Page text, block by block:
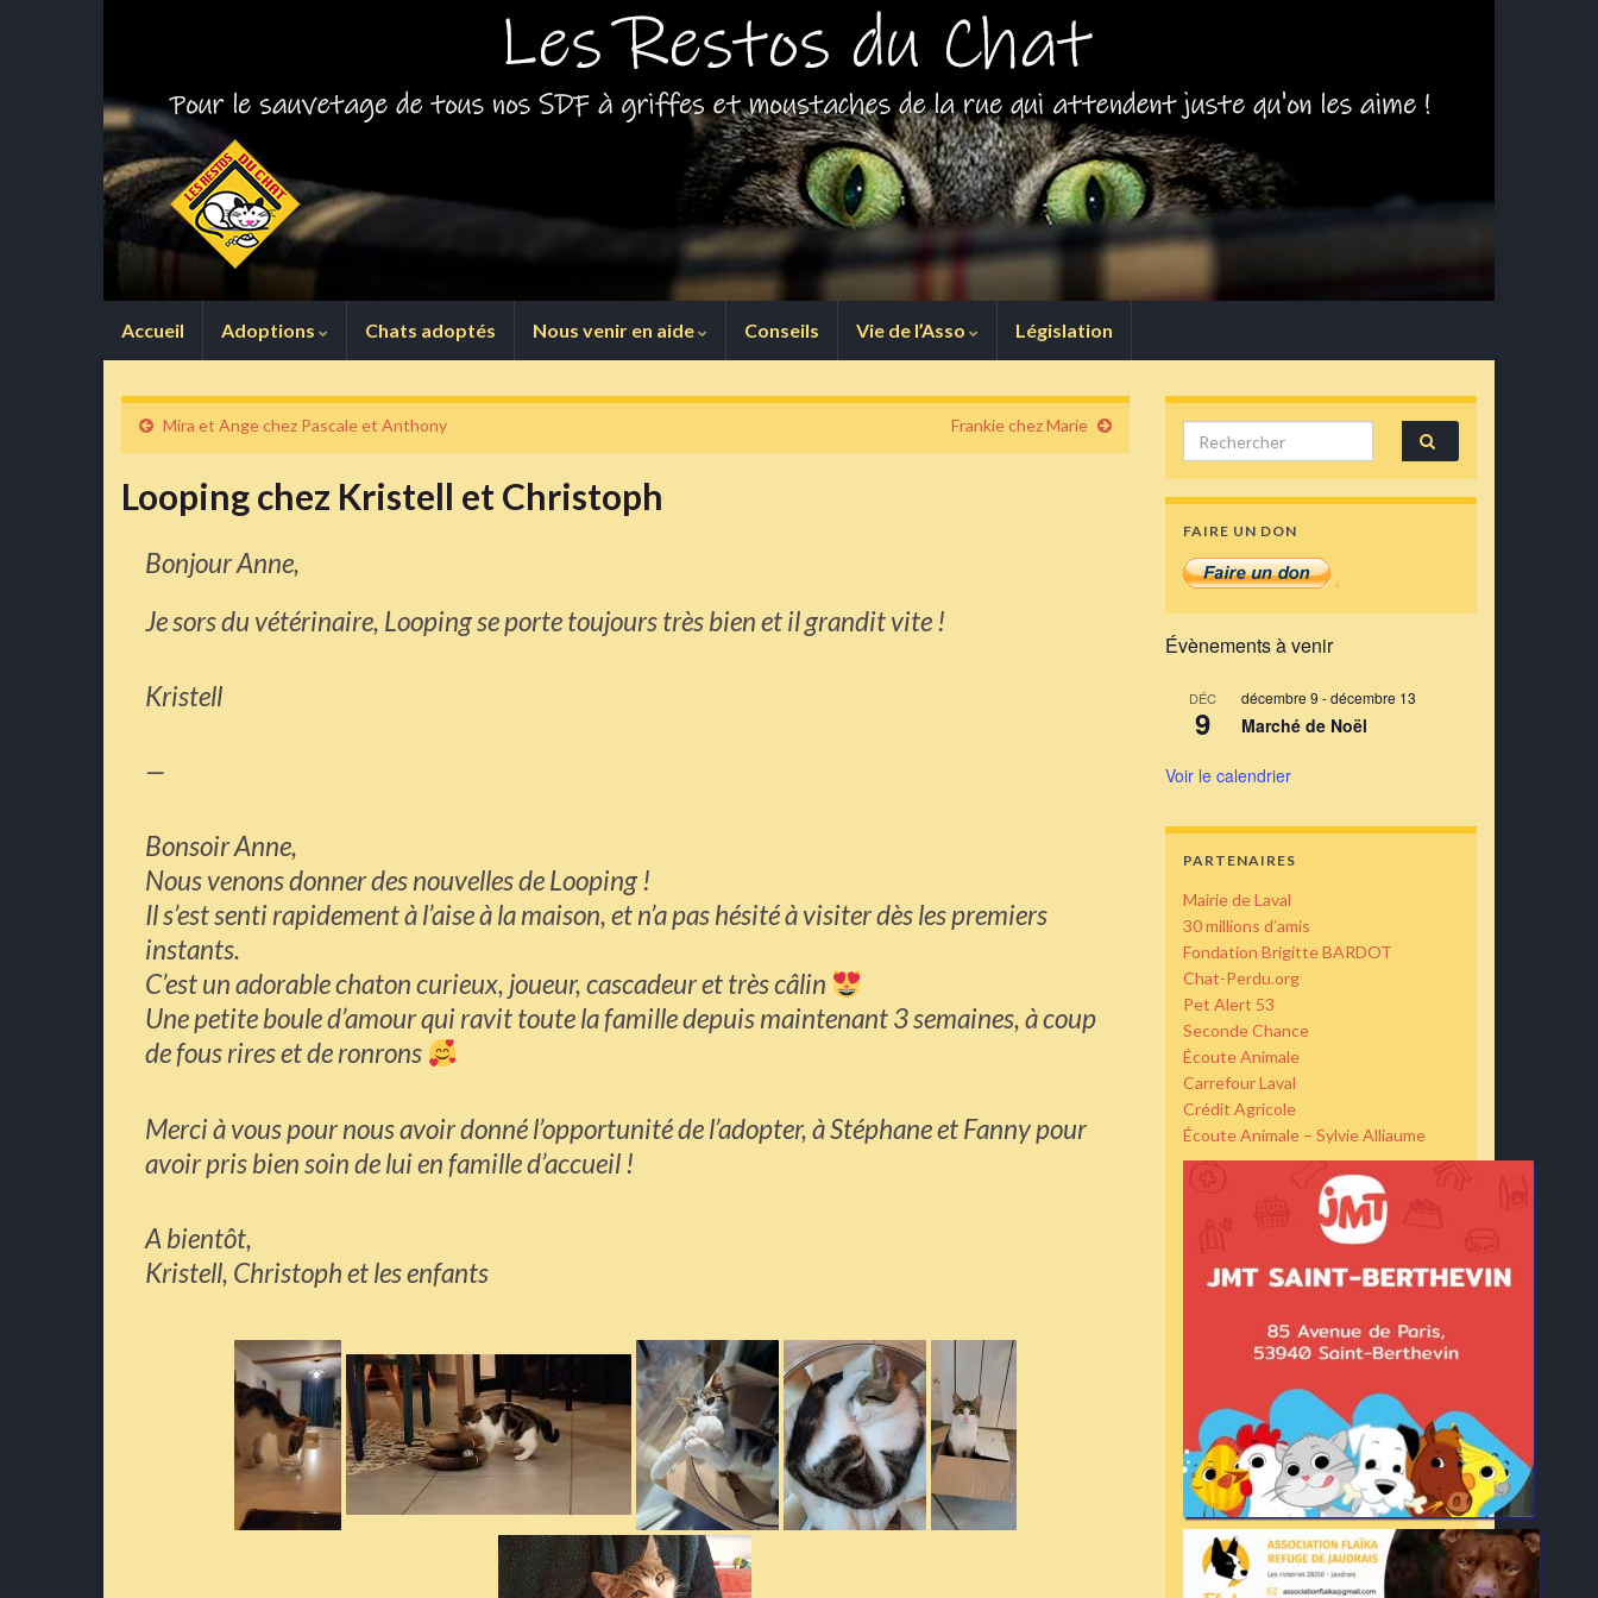
Accueil Adoptions Chats adoptés Nous venir en aide Conseils Vie de l’Asso Législation
Mira et Ange chez Pascale et Anthony Frankie chez Marie
Looping chez Kristell et Christoph
Bonjour Anne,
Je sors du vétérinaire, Looping se porte toujours très bien et il grandit vite !
Kristell
—
Bonsoir Anne,
Nous venons donner des nouvelles de Looping !
Il s’est senti rapidement à l’aise à la maison, et n’a pas hésité à visiter dès les premiers
instants.
C’est un adorable chaton curieux, joueur, cascadeur et très câlin
Une petite boule d’amour qui ravit toute la famille depuis maintenant 3 semaines, à coup
de fous rires et de ronrons
Merci à vous pour nous avoir donné l’opportunité de l’adopter, à Stéphane et Fanny pour
avoir pris bien soin de lui en famille d’accueil !
A bientôt,
Kristell, Christoph et les enfants
Search for:
FAIRE UN DON
Évènements à venir
DÉC
9
décembre 9 -décembre 13
Marché de Noël
Voir le calendrier
PARTENAIRES
Mairie de Laval
30 millions d’amis
Fondation Brigitte BARDOT
Chat-Perdu.org
Pet Alert 53
Seconde Chance
Écoute Animale
Carrefour Laval
Crédit Agricole
Écoute Animale – Sylvie Alliaume